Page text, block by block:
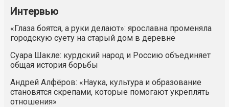
Интервью
«Глаза боятся, а руки делают»: ярославна променяла
городскую суету на старый дом в деревне
Суара Шакле: курдский народ и Россию объединяет
общая история борьбы
Андрей Алфёров: «Наука, культура и образование
становятся скрепами, которые помогают укреплять
отношения»